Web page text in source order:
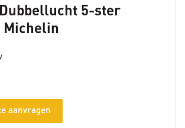
5-ster
Michelin
aanvragen